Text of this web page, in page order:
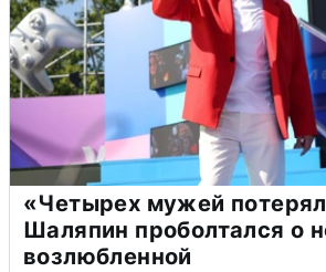
«Четырех мужей
Шаляпин проболтался о
возлюбленной